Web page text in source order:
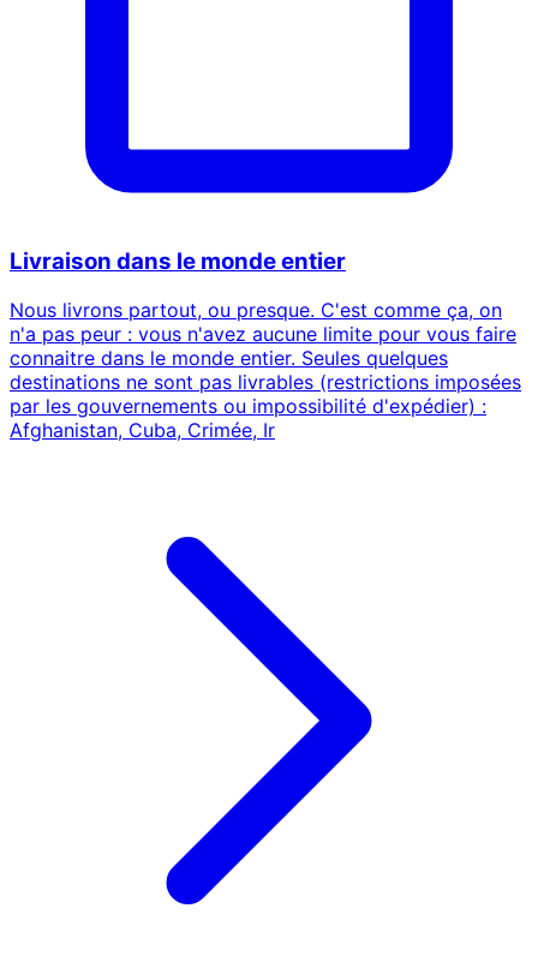
Livraison dans le monde entier
Nous livrons partout, ou presque. C'est comme ça, on
n'a pas peur : vous n'avez aucune limite pour vous faire
connaitre dans le monde entier. Seules quelques
destinations ne sont pas livrables (restrictions imposées
par les gouvernements ou impossibilité d'expédier) :
Afghanistan, Cuba, Crimée, Ir